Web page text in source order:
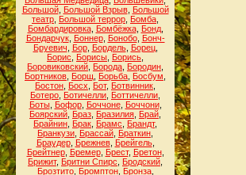
Большой, Большой Взрыв, Большой
театр Большой террор Бомба
Бомбардировка, Бомбёжка, Бонд,
Бондарчук, Боннер, Бонобо, Бонч-
Бруевич
Бор, Бордель, Борец,
Борис
Борисы Борись
Боровиковский Борода Бородин
Бортников Борщ Борьба Босбум
Бостон Босх Бот, Ботвинник
Ботеро Ботичелли Боттичелли
Боты, Бофор, Боччоне, Боччони,
Боярский Браз Бразилия Брай
Брайнин Брак Брамс Брандт,
Бранкузи Брассай Браткин
Браудер, Брежнев, Брейгель,
Брейтнер, Бремер, Брест, Бретон,
Брижит, Бритни Спирс Бродский
Брозтито, Бромптон, Бронза,